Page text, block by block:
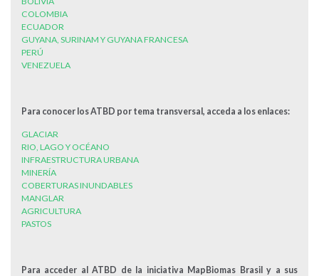
COLOMBIA
ECUADOR
GUYANA, SURINAM Y GUYANA FRANCESA
PERÚ
VENEZUELA
Para conocer los ATBD por tema transversal, acceda a los enlaces:
GLACIAR
RIO, LAGO Y OCÉANO
INFRAESTRUCTURA URBANA
MINERÍA
COBERTURAS INUNDABLES
MANGLAR
AGRICULTURA
PASTOS
Para acceder al ATBD de la iniciativa MapBiomas Brasil y a sus